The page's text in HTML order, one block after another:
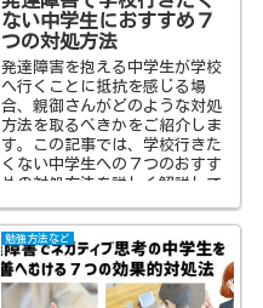
ない中学生におすすめ７
つの対処方法
発達障害を抱える中学生が学校
へ行くことに抵抗を感じる場
合、親御さんがどのような対処
方法を取るべきかをご紹介しま
す。この記事では、学校行きた
くない中学生への７つのおすす
めの対処方法を詳しく解説して
ら、学習環境の調整や専門家と
の連携、カウンセリングの受け
入れなど、具体的なアプローチ
を提案しています。親御さんが
中学生のニーズに合わせた適切
勉強方法など